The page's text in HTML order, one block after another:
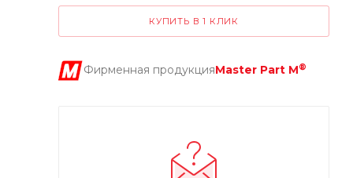
КУПИТЬ В 1 КЛИК
Фирменная продукцияMaster Part M®